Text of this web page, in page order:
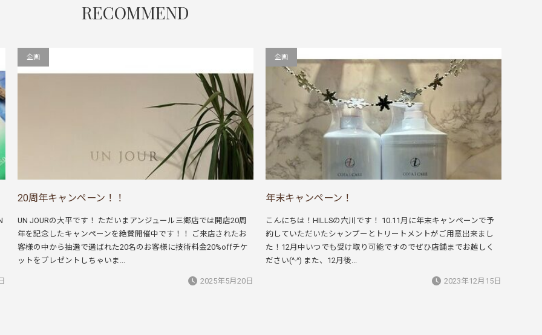
RECOMMEND
企画
20周年キャンペーン！！
UN JOURの大平です！ ただいまアンジュール三郷店では開店20周
年を記念したキャンペーンを絶賛開催中です！！ ご来店されたお
客様の中から抽選で選ばれた20名のお客様に技術料金20%offチケ
ットをプレゼントしちゃいま...
2025年5月20日
企画
年末キャンペーン！
こんにちは！HILLSの六川です！ 10.11月に年末キャンペーンで予
約していただいたシャンプーとトリートメントがご用意出来まし
た！12月中いつでも受け取り可能ですのでぜひ店舗までお越しく
ださい(^-^) また、12月後...
2023年12月15日